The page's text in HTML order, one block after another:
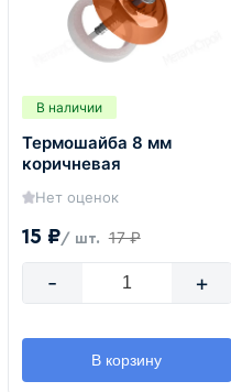
В наличии
Термошайба 8 мм
коричневая
Нет оценок
15 ₽/ шт. 17 ₽
- +
В корзину